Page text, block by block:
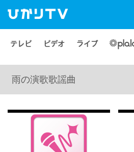
テレビ ビデオ ライブ
雨の演歌歌謡曲